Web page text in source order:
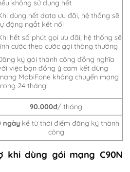
không sử dụng hết
dùng hết data ưu đãi, hệ thống sẽ
động ngắt kết nối
hết số phút gọi ưu đãi, hệ thống sẽ
cước theo cước gọi thông thường
ký gói thành công đồng nghĩa
việc bạn đồng ý cam kết dùng
MobiFone không chuyển mạng
24 tháng
90.000đ/ tháng
ngày kể từ thời điểm đăng ký thành
công
khi dùng gói mạng C90N